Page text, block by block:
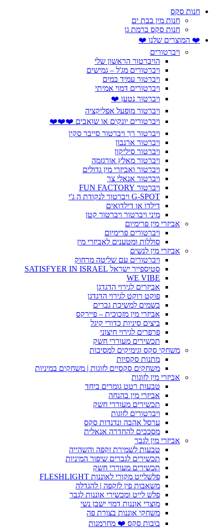
חנות סקס
חנות מין בבת ים
חנות סקס ברמת גן
❤️ המוצרים שלנו ❤️
ויברטורים
הויברטור הראשון שלי
ויברטורים מג'ל – גמישים
ויברטור עמיד במים
ויברטורים דמוי אמיתי
ויברטור נטען ❤️
ויברטור מופעל אפליקציה
ויברטורים יונקים או שואבים ❤️❤️❤️
ויברטור רך ויברטור סייבר סקין
ויברטור ארנבון
ויברטור סיליקון
ויברטור מאלץ אורגזמה
ויברטור ואביזרי מין גדולים
ויברטור אנאלי צר
ויברטור FUN FACTORY
G-SPOT ויברטור לנקודת ה ג'י
דילדו או דילדואים
מיני ויברטור ויברטור קטן
אביזרי מין פרימיום
ויברטורים פרימיום
סוללות ומטענים לאביזרי מין
אביזרי מין לנשים
ויברטורים עם שליטה מרחוק
סטיספייר ישראל SATISFYER IN ISRAEL
WE VIBE
אביזרים לגירוי הדגדגן
פוקט רוקט לגירוי הדגדגן
בשמים למשיכת גברים
אביזרי מין מזכוכית – פיירקס
ביצים סיניות כדורי קיגל
פרפרים לגירוי חיצוני
תכשירים מעוררי חשק
משחקי סקס וגימיקים למסיבות
מתנות סקסיות
משחקים סקסיים לזוגות | משחקים במיניות
אביזרי מין לזוגות
טבעות רטט גומרים ביחד
אביזרי מין בהנחה
תכשירים מעוררי חשק
ויברטורים לזוגות
ערסל אהבה ונדנדות סקס
מסככים להחדרה אנאלית
אביזרי מין לגבר
טבעות לשמירת זקפה והשהייה
תכשירים לגברים שיפור המיניות
תכשירים מעוררי חשק
פלשלייט מקורי לאוננות FLESHLIGHT
משאבות פין לזקפה | להגדלה
פלש לייט ומכשירי אוננות לגבר
מוצרי אוננות דמוי ישבן נשי
משחקי אוננות בצורת פה
בובות סקס ❤️ מחרמנות